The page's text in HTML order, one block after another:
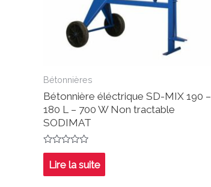
Bétonnières
Bétonnière éléctrique SD-MIX 190 –
180 L – 700 W Non tractable
SODIMAT
Note
sur
5
Lire la suite